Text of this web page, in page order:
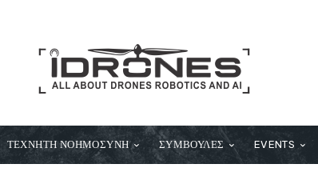
ΤΕΧΝΗΤΗ ΝΟΗΜΟΣΥΝΗ ΣΥΜΒΟΥΛΕΣ EVENTS